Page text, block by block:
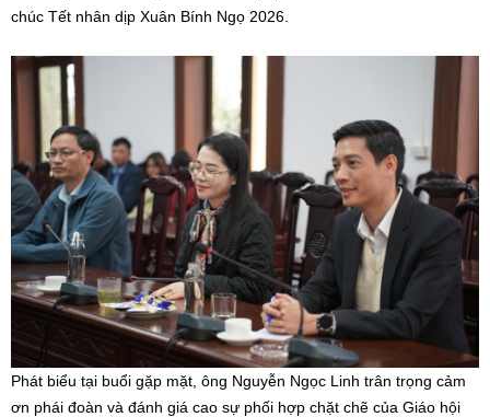
chúc Tết nhân dịp Xuân Bính Ngọ 2026.
Phát biểu tại buổi gặp mặt, ông Nguyễn Ngọc Linh trân trọng cảm
ơn phái đoàn và đánh giá cao sự phối hợp chặt chẽ của Giáo hội